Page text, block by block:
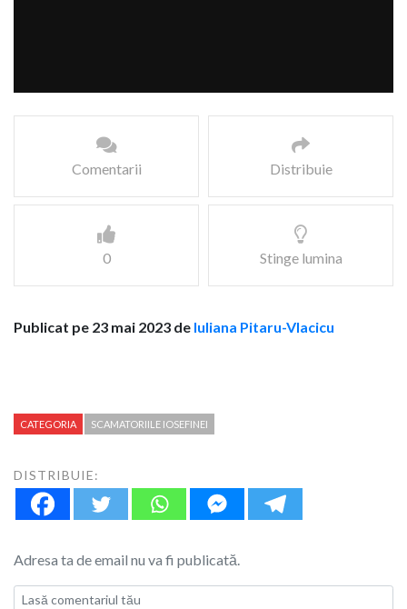
Comentarii Distribuie
0 Stinge lumina
Publicat pe 23 mai 2023 de Iuliana Pitaru-Vlacicu
CATEGORIA SCAMATORIILE IOSEFINEI
DISTRIBUIE:
Adresa ta de email nu va fi publicată.